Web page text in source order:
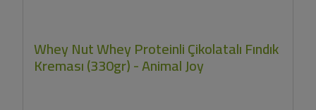
Whey Nut Whey Proteinli Çikolatalı Fındık
Kreması (330gr) - Animal Joy